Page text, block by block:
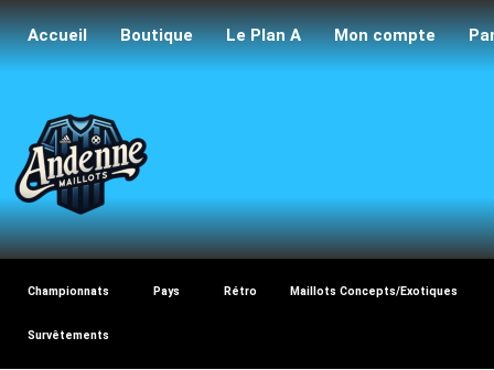
Accueil Boutique Le Plan A Mon compte
Championnats Pays Rétro Maillots Concepts/Exotiques
Survêtements